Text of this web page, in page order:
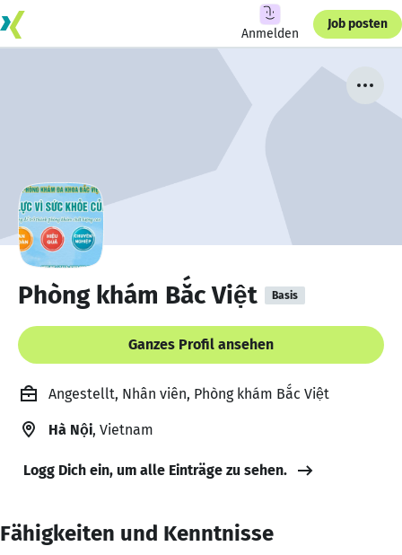
Anmelden
Job posten
Phòng khám Bắc Việt Basis
Ganzes Profil ansehen
Angestellt, Nhân viên, Phòng khám Bắc Việt
Hà Nội, Vietnam
Logg Dich ein, um alle Einträge zu sehen.
Fähigkeiten und Kenntnisse